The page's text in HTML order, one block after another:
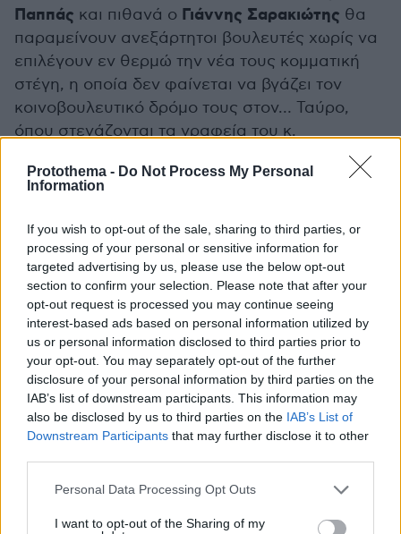
Protothema - Do Not Process My Personal
Information
If you wish to opt-out of the sale, sharing to third parties, or
processing of your personal or sensitive information for
targeted advertising by us, please use the below opt-out
section to confirm your selection. Please note that after your
opt-out request is processed you may continue seeing
interest-based ads based on personal information utilized by
us or personal information disclosed to third parties prior to
your opt-out. You may separately opt-out of the further
disclosure of your personal information by third parties on the
IAB’s list of downstream participants. This information may
also be disclosed by us to third parties on the IAB’s List of
Downstream Participants that may further disclose it to other
Please note that this website/app uses one or more Google
not limited to your visit or usage behaviour. You may click to
Personal Data Processing Opt Outs
I want to opt-out of the Sharing of my
Παππάς και πιθανά ο Γιάννης Σαρακιώτης θα
παραμείνουν ανεξάρτητοι βουλευτές χωρίς να
επιλέγουν εν θερμώ την νέα τους κομματική
στέγη, η οποία δεν φαίνεται να βγάζει τον
κοινοβουλευτικό δρόμο τους στον… Ταύρο,
όπου στεγάζονται τα γραφεία του κ.
«Ψυχρή εισβολή» με ισχυρές βροχές και χιόνια,
αναμένεται έκτακτο δελτίο της ΕΜΥ – Οι 6
περιοχές που θα χτυπήσει η κακοκαιρία
Τραγικός θάνατος για YouTuber: Πέθανε από το
κρύο σε χιονοθύελλα στη Σουηδία - «Μην
ανησυχείτε, θα τα καταφέρω» το τελευταίο
μήνυμά του
Πέθανε ο ηθοποιός Θάνος Παπαδόπουλος, ο
«τεντιμπόι» του ελληνικού κινηματογράφου